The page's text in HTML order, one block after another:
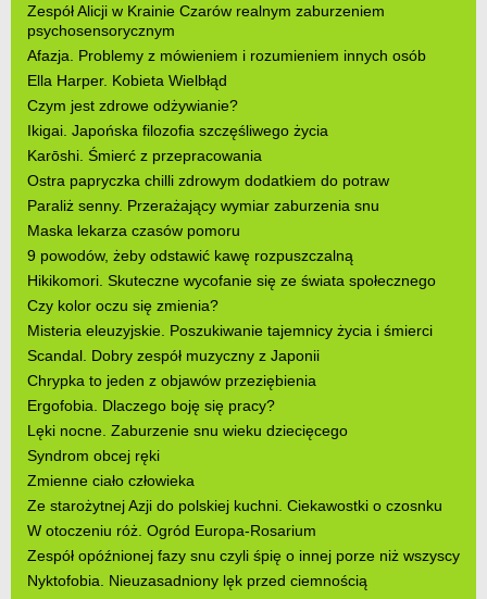
Zespół Alicji w Krainie Czarów realnym zaburzeniem
psychosensorycznym
Afazja. Problemy z mówieniem i rozumieniem innych osób
Ella Harper. Kobieta Wielbłąd
Czym jest zdrowe odżywianie?
Ikigai. Japońska filozofia szczęśliwego życia
Karōshi. Śmierć z przepracowania
Ostra papryczka chilli zdrowym dodatkiem do potraw
Paraliż senny. Przerażający wymiar zaburzenia snu
Maska lekarza czasów pomoru
9 powodów, żeby odstawić kawę rozpuszczalną
Hikikomori. Skuteczne wycofanie się ze świata społecznego
Czy kolor oczu się zmienia?
Misteria eleuzyjskie. Poszukiwanie tajemnicy życia i śmierci
Scandal. Dobry zespół muzyczny z Japonii
Chrypka to jeden z objawów przeziębienia
Ergofobia. Dlaczego boję się pracy?
Lęki nocne. Zaburzenie snu wieku dziecięcego
Syndrom obcej ręki
Zmienne ciało człowieka
Ze starożytnej Azji do polskiej kuchni. Ciekawostki o czosnku
W otoczeniu róż. Ogród Europa-Rosarium
Zespół opóźnionej fazy snu czyli śpię o innej porze niż wszyscy
Nyktofobia. Nieuzasadniony lęk przed ciemnością